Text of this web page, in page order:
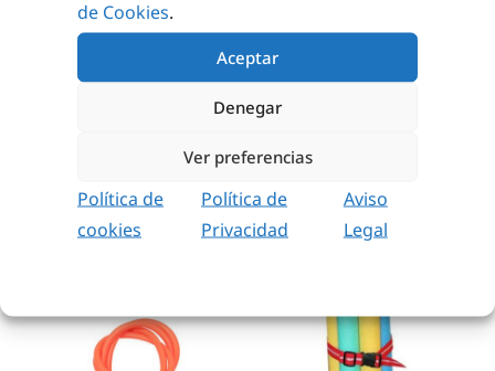
de Cookies.
Aceptar
Denegar
Ver preferencias
Política de
cookies
Política de
Privacidad
Aviso
Legal
CARRITO